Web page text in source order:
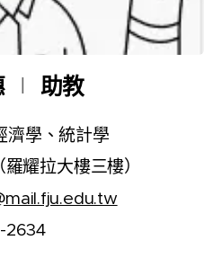
∣ 助教
濟學、統計學
耀拉大樓三樓）
2634